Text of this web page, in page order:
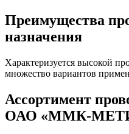
Преимущества
назначения
Характеризуется высокой
множество вариантов
Ассортимент
ОАО «ММК-